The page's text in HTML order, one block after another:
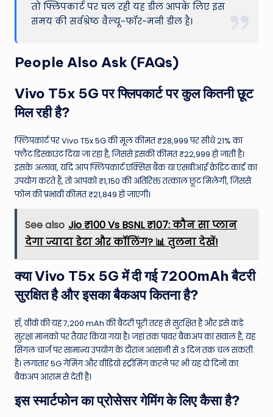
तो फ्लिपकार्ट पर चल रही यह डील आपके लिए इस
समय की सर्वश्रेष्ठ वैल्यू-फॉर-मनी डील है।
People Also Ask (FAQs)
Vivo T5x 5G पर फ्लिपकार्ट पर कुल कितनी छूट
मिल रही है?
फ्लिपकार्ट पर Vivo T5x 5G की मूल कीमत ₹28,999 पर सीधे 21% का
फ्लैट डिस्काउंट दिया जा रहा है, जिससे इसकी कीमत ₹22,999 हो जाती है।
इसके अलावा, यदि आप फ्लिपकार्ट एक्सिस बैंक या एसबीआई क्रेडिट कार्ड का
उपयोग करते हैं, तो आपको ₹1,150 की अतिरिक्त तत्काल छूट मिलेगी, जिससे
फोन की प्रभावी कीमत ₹21,849 हो जाएगी।
See also Jio ₹100 Vs BSNL ₹107: कौन सा प्लान
देगा ज्यादा डेटा और कॉलिंग? 📊 तुलना देखें!
क्या Vivo T5x 5G में दी गई 7200mAh बैटरी
सुरक्षित है और इसका बैकअप कितना है?
हाँ, वीवो की यह 7,200 mAh की बैटरी पूरी तरह से सुरक्षित है और इसे कड़े
सुरक्षा मानकों पर तैयार किया गया है। जहां तक पावर बैकअप का सवाल है, यह
सिंगल चार्ज पर सामान्य उपयोग के दौरान आसानी से 3 दिन तक चल सकती
है। लगातार 5G गेमिंग और वीडियो स्ट्रीमिंग करने पर भी यह दो दिनों का
बैकअप आराम से देती है।
इस स्मार्टफोन का प्रोसेसर गेमिंग के लिए कैसा है?